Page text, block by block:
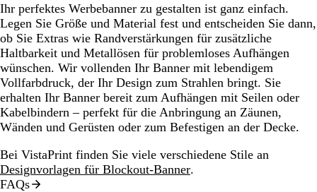
Ihr perfektes Werbebanner zu gestalten ist ganz einfach.
Legen Sie Größe und Material fest und entscheiden Sie dann,
ob Sie Extras wie Randverstärkungen für zusätzliche
Haltbarkeit und Metallösen für problemloses Aufhängen
wünschen. Wir vollenden Ihr Banner mit lebendigem
Vollfarbdruck, der Ihr Design zum Strahlen bringt. Sie
erhalten Ihr Banner bereit zum Aufhängen mit Seilen oder
Kabelbindern – perfekt für die Anbringung an Zäunen,
Wänden und Gerüsten oder zum Befestigen an der Decke.
Bei VistaPrint finden Sie viele verschiedene Stile an
Designvorlagen für Blockout-Banner.
FAQs